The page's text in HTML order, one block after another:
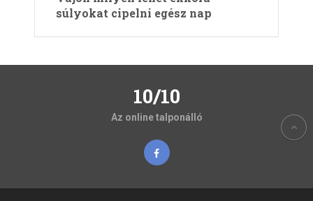
súlyokat cipelni egész nap
10/10
Az online talponálló